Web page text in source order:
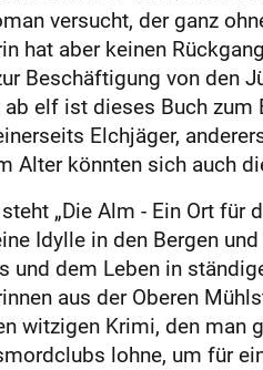
versucht, der ganz
hat aber keinen
Beschäftigung von den
ab elf ist dieses Buch
Elchjäger,
Alter könnten sich auch
„Die Alm - Ein Ort für
Idylle in den Bergen
und dem Leben in
aus der Oberen
witzigen Krimi, den man
lohne, um für